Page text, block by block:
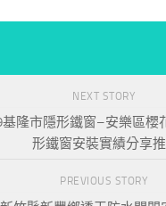
NEXT STORY
基隆市隱形鐵窗–安樂區櫻
形鐵窗安裝實績分享
PREVIOUS STORY